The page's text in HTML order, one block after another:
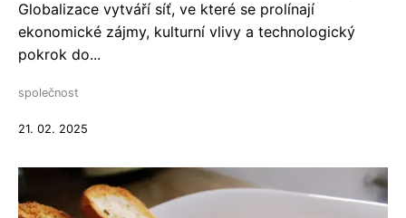
Globalizace vytváří síť, ve které se prolínají
ekonomické zájmy, kulturní vlivy a technologický
pokrok do...
společnost
21. 02. 2025